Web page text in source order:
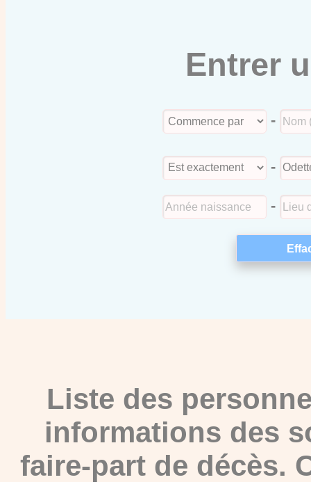
Entrer
-
-
-
Liste des
informations des
faire-part de décès.